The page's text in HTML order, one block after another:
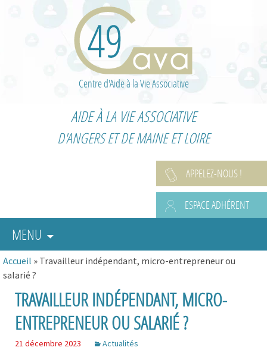
Centre d'Aide à la Vie Associative
AIDE À LA VIE ASSOCIATIVE
D'ANGERS ET DE MAINE ET LOIRE
APPELEZ-NOUS !
ESPACE ADHÉRENT
MENU
Accueil » Travailleur indépendant, micro-entrepreneur ou
salarié ?
TRAVAILLEUR INDÉPENDANT, MICRO-
ENTREPRENEUR OU SALARIÉ ?
21 décembre 2023 Actualités